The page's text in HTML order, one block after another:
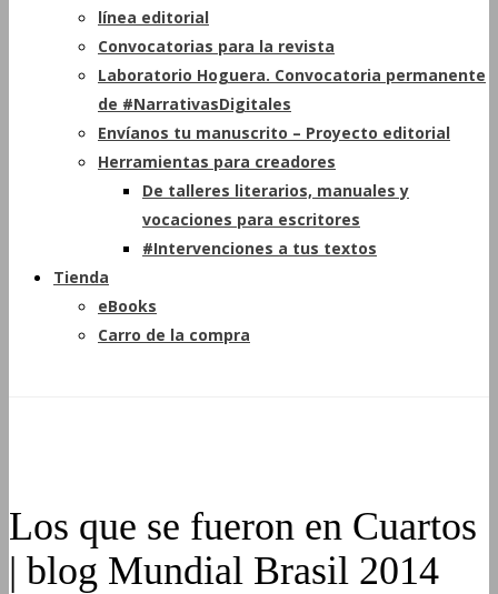
línea editorial
Convocatorias para la revista
Laboratorio Hoguera. Convocatoria permanente
de #NarrativasDigitales
Envíanos tu manuscrito – Proyecto editorial
Herramientas para creadores
De talleres literarios, manuales y
vocaciones para escritores
#Intervenciones a tus textos
Tienda
eBooks
Carro de la compra
Los que se fueron en Cuartos
| blog Mundial Brasil 2014